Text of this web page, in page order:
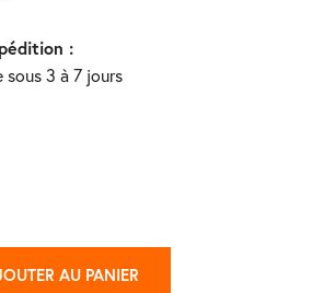
:
sous 3 à 7 jours
AU PANIER